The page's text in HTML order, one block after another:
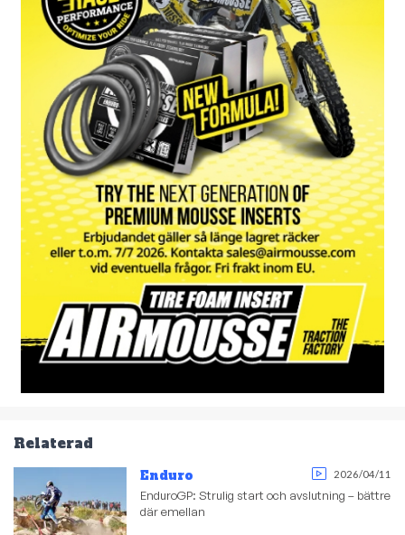
Relaterad
Enduro 2026/04/11
EnduroGP: Strulig start och avslutning – bättre
där emellan